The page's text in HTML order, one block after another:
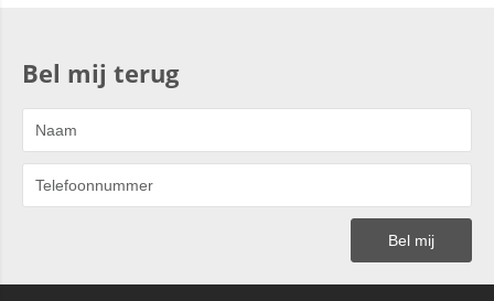
Bel mij terug